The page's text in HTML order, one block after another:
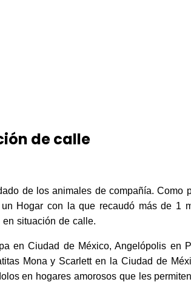
de calle
de los animales de compañía.
Hogar con la que recaudó más de 1
en situación de calle.
en Ciudad de México, Angelópolis en
Mona y Scarlett en la Ciudad de
en hogares amorosos que les